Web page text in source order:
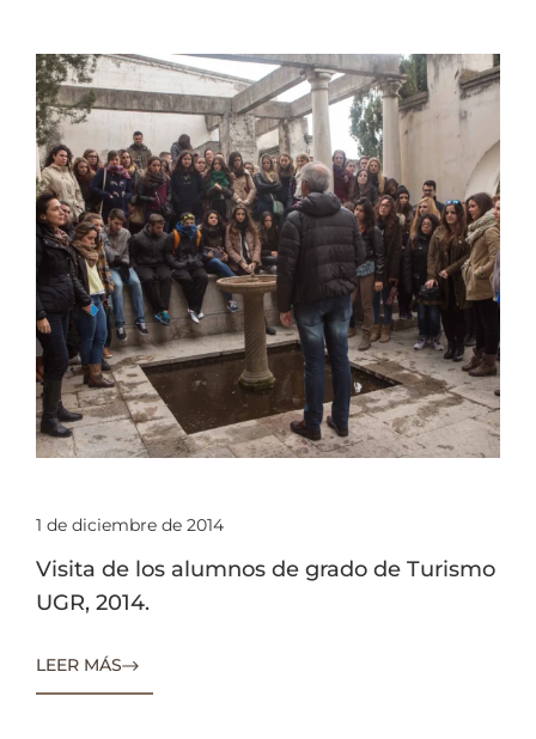
1 de diciembre de 2014
Visita de los alumnos de grado de Turismo
UGR, 2014.
LEER MÁS